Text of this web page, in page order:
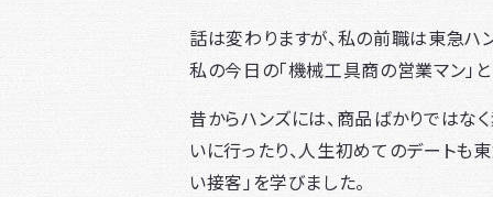
話は変わりますが、私の前職は東急ハ
私の今日の「機械工具商の営業マン」
昔からハンズには、商品ばかりではな
いに行ったり、人生初めてのデートも
い接客」を学びました。